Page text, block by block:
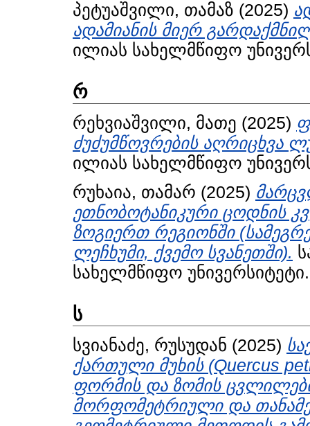
პეტუაშვილი, თამაზ (2025)
ადამიანის მიერ
ილიას სახელმწიფო
რ
რეხვიაშვილი, მათე (2025)
ძუძუმწოვრების აღრიცხვა
ილიას სახელმწიფო
რუხაია, თამარ (2025)
ეთნობოტანიკური ცოდნის
ზოგიერთ რეგიონში
ლეჩხუმი, ქვემო სვანეთში).
სახელმწიფო უნივერსიტეტი.
ს
სვიანაძე, რუსუდან (2025)
ქართული მუხის (Quercus
ფორმის და ზომის
მორფომეტრიული და